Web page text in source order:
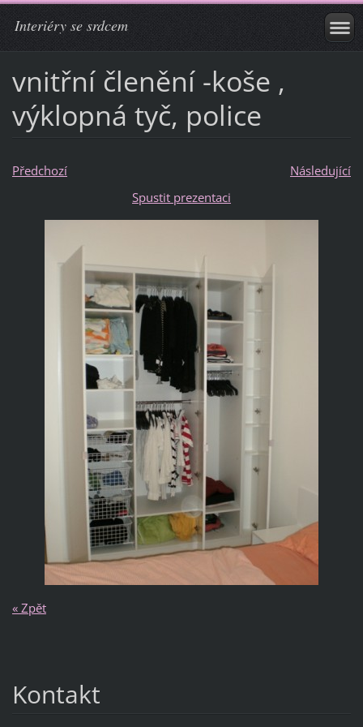
Interiéry se srdcem
vnitřní členění -koše ,
výklopná tyč, police
Předchozí
Následující
Spustit prezentaci
« Zpět
Kontakt